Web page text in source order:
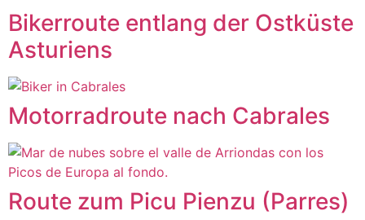
Bikerroute entlang der Ostküste
Asturiens
Motorradroute nach Cabrales
Route zum Picu Pienzu (Parres)